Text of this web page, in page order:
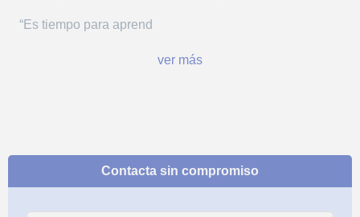
“Es tiempo para aprend
ver más
Contacta sin compromiso